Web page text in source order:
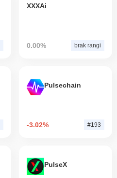
XXXAi
0.00% brak rangi
Pulsechain
-3.02% #193
PulseX